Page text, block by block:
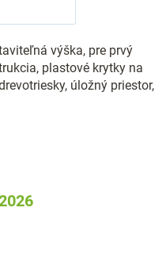
výška, pre prvý
plastové krytky na
úložný priestor,